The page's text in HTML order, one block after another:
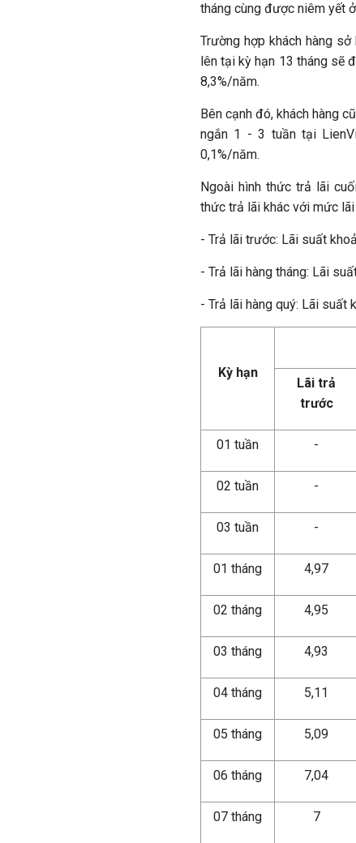
tháng cùng được niêm yết
Trường hợp khách hàng
lên tại kỳ hạn 13 tháng sẽ
8,3%/năm.
Bên cạnh đó, khách hàng
ngắn 1 - 3 tuần tại
0,1%/năm.
Ngoài hình thức trả lãi
thức trả lãi khác với mức
- Trả lãi trước: Lãi suất
- Trả lãi hàng tháng: Lãi
- Trả lãi hàng quý: Lãi suất
Kỳ hạn
Lãi trả
trước
01 tuần -
02 tuần -
03 tuần -
01 tháng 4,97
02 tháng 4,95
03 tháng 4,93
04 tháng 5,11
05 tháng 5,09
06 tháng 7,04
07 tháng 7